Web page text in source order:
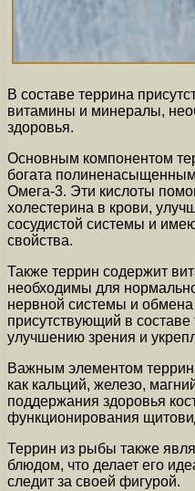
В составе террина
витамины и минералы,
здоровья.
Основным компонентом
богата
Омега-3. Эти кислоты
холестерина в крови,
сосудистой системы и
свойства.
Также террин содержит
необходимы для
нервной системы и
присутствующий в составе
улучшению зрения и
Важным элементом
как кальций, железо,
поддержания здоровья
функционирования
Террин из рыбы также
блюдом, что делает его
следит за своей фигурой.